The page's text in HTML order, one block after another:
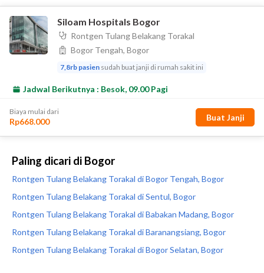
Paling dicari di Bogor
Rontgen Tulang Belakang Torakal di Bogor Tengah, Bogor
Rontgen Tulang Belakang Torakal di Sentul, Bogor
Rontgen Tulang Belakang Torakal di Babakan Madang, Bogor
Rontgen Tulang Belakang Torakal di Baranangsiang, Bogor
Rontgen Tulang Belakang Torakal di Bogor Selatan, Bogor